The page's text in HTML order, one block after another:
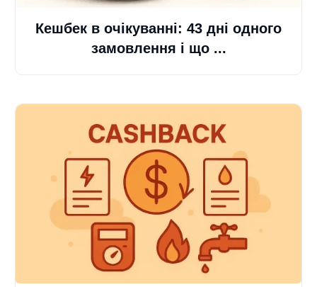
Кешбек в очікуванні: 43 дні одного
замовлення і що ...